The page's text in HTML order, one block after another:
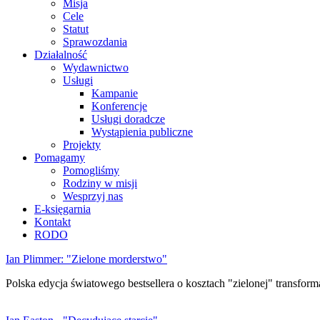
Misja
Cele
Statut
Sprawozdania
Działalność
Wydawnictwo
Usługi
Kampanie
Konferencje
Usługi doradcze
Wystąpienia publiczne
Projekty
Pomagamy
Pomogliśmy
Rodziny w misji
Wesprzyj nas
E-księgarnia
Kontakt
RODO
Ian Plimmer: "Zielone morderstwo"
Polska edycja światowego bestsellera o kosztach "zielonej"